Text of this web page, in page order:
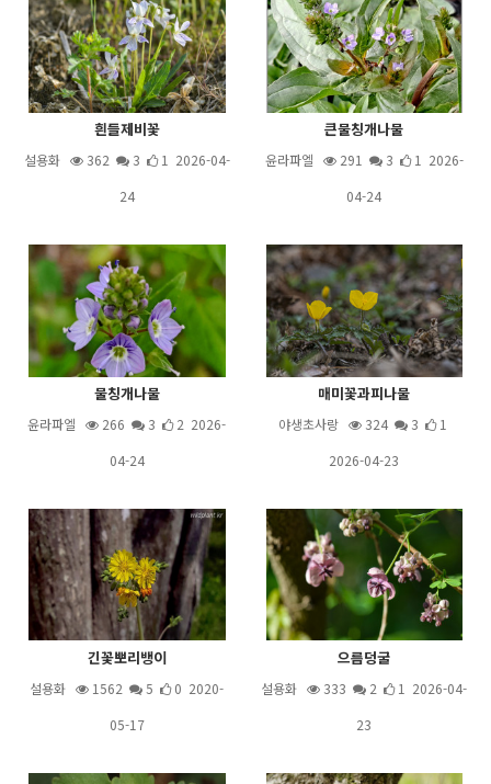
흰들제비꽃
설용화 362 3
1 2026-04-
24
큰물칭개나물
윤라파엘 291 3
1 2026-
04-24
물칭개나물
윤라파엘 266 3
2 2026-
04-24
매미꽃과피나물
야생초사랑 324 3
1
2026-04-23
긴꽃뽀리뱅이
설용화 1562 5
0 2020-
05-17
으름덩굴
설용화 333 2
1 2026-04-
23